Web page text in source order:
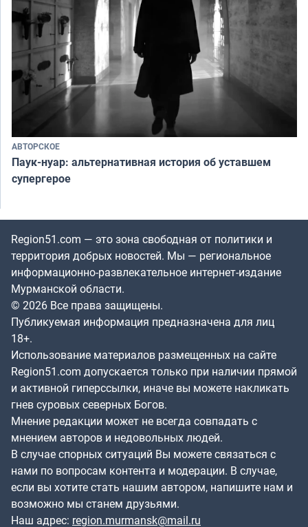
АВТОРСКОЕ
Паук-нуар: альтернативная история об уставшем
супергерое
Region51.com — это зона свободная от политики и
территория добрых новостей. Мы — региональное
информационно-развлекательное интернет-издание
Мурманской области.
© 2026 Все права защищены.
Публикуемая информация предназначена для лиц
18+.
Использование материалов размещенных на сайте
Region51.com допускается только при наличии прямой
и активной гиперссылки, иначе вы можете накликать
гнев суровых северных Богов.
Мнение редакции может не всегда совпадать с
мнением авторов и недовольных людей.
В случае спорных ситуаций Вы можете связаться с
нами по вопросам контента и модерации. В случае,
если вы хотите стать нашим автором, напишите нам и
возможно мы станем друзьями.
Наш адрес: region.murmansk@mail.ru